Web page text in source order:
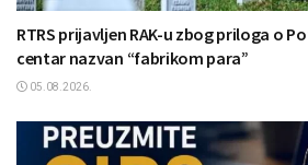
RTRS prijavljen RAK-u zbog priloga o
centar nazvan “fabrikom para”
05.08.2026.